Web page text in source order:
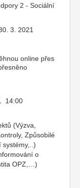
2 - Sociální
3. 2021
online přes
14:00
(Výzva,
Způsobilé
systémy,..)
o
OPZ,…)